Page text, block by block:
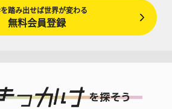
踏み出せば世界が変わる
無料会員登録